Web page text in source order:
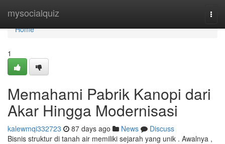
mysocialquiz
Home
Home
1
Memahami Pabrik Kanopi dari
Akar Hingga Modernisasi
kalewmqi332723 87 days ago News
Discuss
Bisnis struktur di tanah air memiliki sejarah yang unik . Awalnya ,